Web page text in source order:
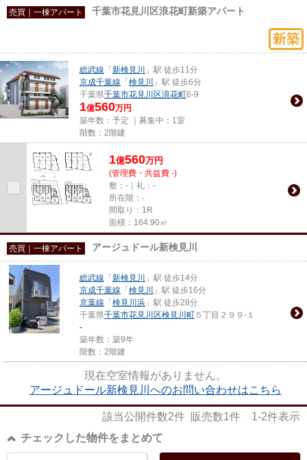
売買｜一棟アパート 千葉市花見川区浪花町新築アパート
総武線 「 新検見川
」駅 徒歩11分
京成千葉線 「 検見川
」駅 徒歩6分
千葉県千葉市花見川区浪花町6-9
1億560万円
築年数：予定 ｜募集中： 1室
階数：2階建
1億560万円
(管理費・共益費 -)
敷：-｜礼：-
所在階：-
間取り：1R
面積：164.90㎡
売買｜一棟アパート アージュドール新検見川
総武線 「 新検見川
」駅 徒歩14分
京成千葉線 「 検見川
」駅 徒歩16分
京葉線 「 検見川浜 」駅 徒歩28分
千葉県千葉市花見川区検見川町 ５丁目２９９-１
-
築年数：築9年
階数：2階建
現在空室情報がありません。
アージュドール新検見川へのお問い合わせはこちら
該当公開件数2件 販売数1件 1-2件表示
チェックした物件をまとめて